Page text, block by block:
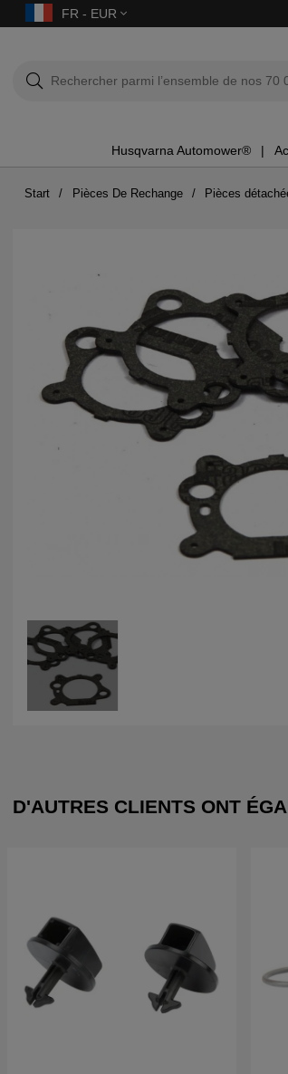
FR - EUR
Husqvarna Automower®
Start Pièces De Rechange Pièces
D'AUTRES CLIENTS ONT